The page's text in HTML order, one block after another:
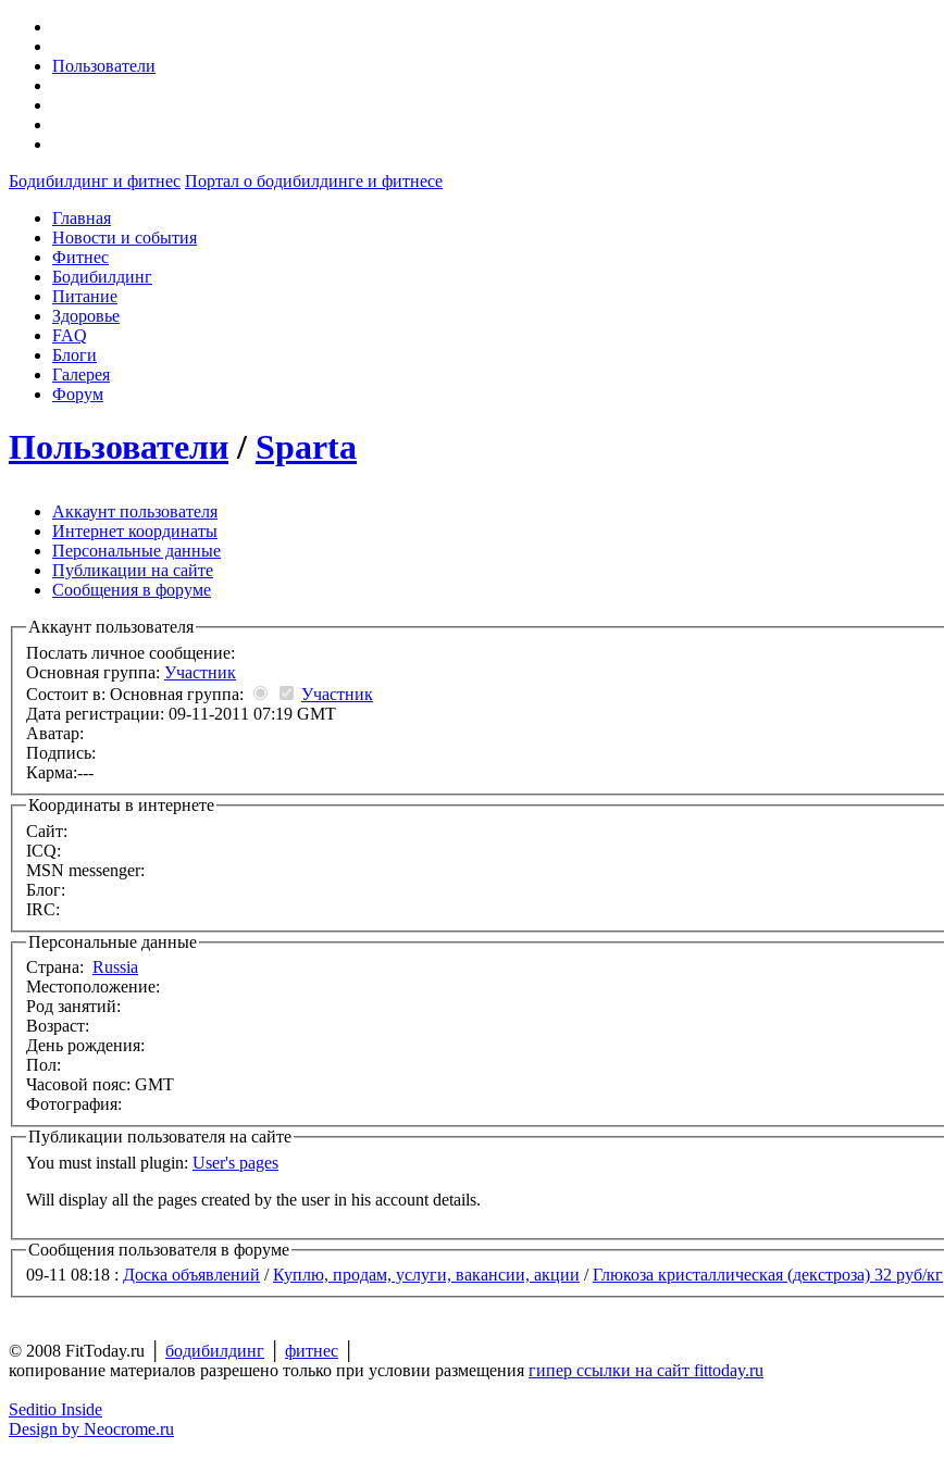
Пользователи
Бодибилдинг и фитнес Портал о бодибилдинге и фитнесе
Главная
Новости и события
Фитнес
Бодибилдинг
Питание
Здоровье
FAQ
Блоги
Галерея
Форум
Пользователи/ Sparta
Аккаунт пользователя
Интернет координаты
Персональные данные
Публикации на сайте
Сообщения в форуме
Аккаунт пользователя
Послать личное сообщение:
Основная группа: Участник
Состоит в: Основная группа:
Участник
Дата регистрации: 09-11-2011 07:19 GMT
Аватар:
Подпись:
Карма:---
Координаты в интернете
Сайт:
ICQ:
MSN messenger:
Блог:
IRC:
Персональные данные
Страна: Russia
Местоположение:
Род занятий:
Возраст:
День рождения:
Пол:
Часовой пояс: GMT
Фотография:
Публикации пользователя на сайте
You must install plugin: User's pages
Will display all the pages created by the user in his account details.
Сообщения пользователя в форуме
09-11 08:18 : Доска объявлений /Куплю, продам, услуги, вакансии, акции /Глюкоза кристаллическая (декстроза) 32 руб/кг
© 2008 FitToday.ru │ бодибилдинг фитнес
копирование материалов разрешено только при условии размещения гипер ссылки на сайт fittoday.ru
Seditio Inside
Design by Neocrome.ru